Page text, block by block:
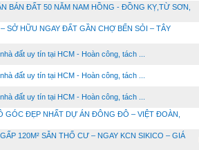
BÁN ĐẤT 50 NĂM NAM HỒNG - ĐỒNG KỴ,TỪ SƠN,
SỞ HỮU NGAY ĐẤT GẦN CHỢ BẾN SỎI – TÂY
đất uy tín tại HCM - Hoàn công, tách ...
đất uy tín tại HCM - Hoàn công, tách ...
đất uy tín tại HCM - Hoàn công, tách ...
GÓC ĐẸP NHẤT DỰ ÁN ĐÔNG ĐÔ – VIỆT ĐOÀN,
120M² SẴN THỔ CƯ – NGAY KCN SIKICO – GIÁ